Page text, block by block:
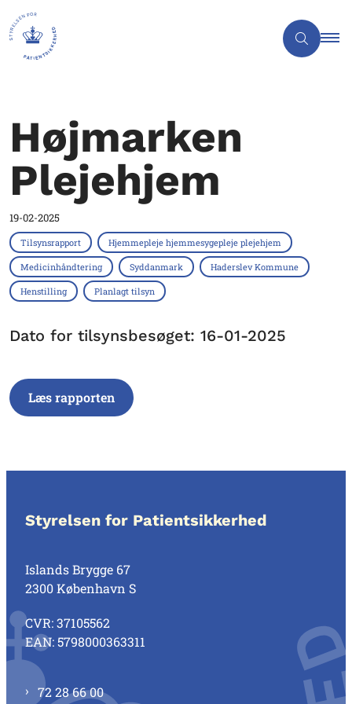
Højmarken
Plejehjem
19-02-2025
Tilsynsrapport Hjemmepleje hjemmesygepleje plejehjem
Medicinhåndtering Syddanmark Haderslev Kommune
Henstilling Planlagt tilsyn
Dato for tilsynsbesøget: 16-01-2025
Læs rapporten
Styrelsen for Patientsikkerhed
Islands Brygge 67
2300 København S
CVR: 37105562
EAN: 5798000363311
72 28 66 00